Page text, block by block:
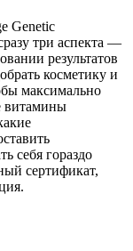
Genetic
три аспекта —
результатов
косметику и
максимально
витамины
себя гораздо
сертификат,